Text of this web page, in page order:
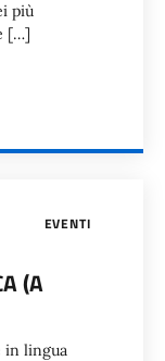
più
[…]
EVENTI
(A
in lingua